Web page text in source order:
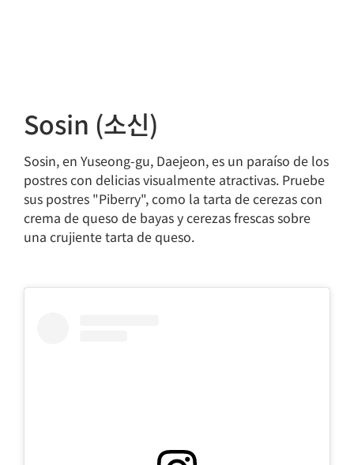
Sosin (소신)
Sosin, en Yuseong-gu, Daejeon, es un paraíso de los
postres con delicias visualmente atractivas. Pruebe
sus postres "Piberry", como la tarta de cerezas con
crema de queso de bayas y cerezas frescas sobre
una crujiente tarta de queso.